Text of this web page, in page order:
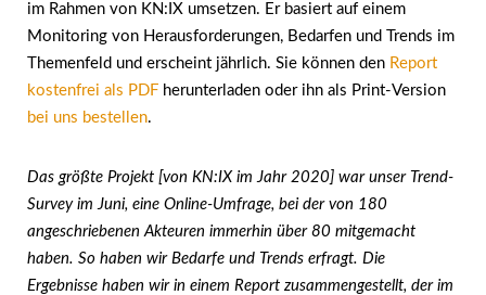
im Rahmen von KN:IX umsetzen. Er basiert auf einem
Monitoring von Herausforderungen, Bedarfen und Trends im
Themenfeld und erscheint jährlich. Sie können den Report
kostenfrei als PDF herunterladen oder ihn als Print-Version
bei uns bestellen.
Das größte Projekt [von KN:IX im Jahr 2020] war unser Trend-
Survey im Juni, eine Online-Umfrage, bei der von 180
angeschriebenen Akteuren immerhin über 80 mitgemacht
haben. So haben wir Bedarfe und Trends erfragt. Die
Ergebnisse haben wir in einem Report zusammengestellt, der im